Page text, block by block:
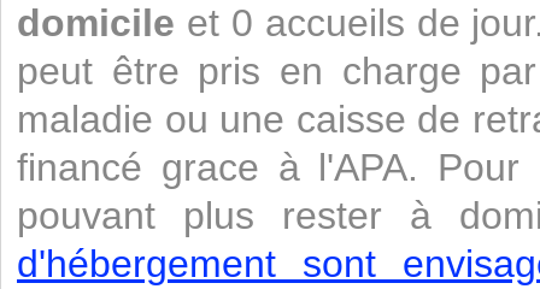
domicile et 0 accueils de
peut être pris en charge
maladie ou une caisse de
financé grace à l'APA.
pouvant plus rester à
d'hébergement sont